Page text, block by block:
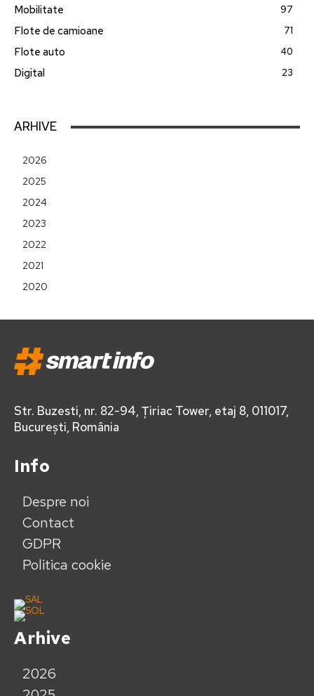
Mobilitate 97
Flote de camioane 71
Flote auto 40
Digital 23
ARHIVE
2026
2025
2024
2023
2022
2021
2020
Str. Buzesti, nr. 82-94, Țiriac Tower, etaj 8, 011017,
București, România
Info
Despre noi
Contact
GDPR
Politica cookie
Arhive
2026